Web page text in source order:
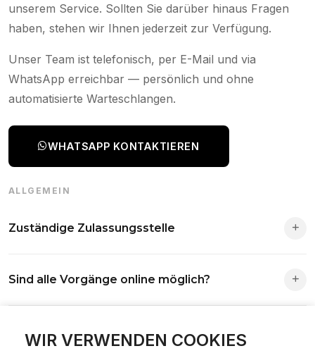
WIR VERWENDEN COOKIES
unserem Service. Sollten Sie darüber hinaus Fragen
haben, stehen wir Ihnen jederzeit zur Verfügung.
Unser Team ist telefonisch, per E-Mail und via
WhatsApp erreichbar — persönlich und ohne
automatisierte Warteschlangen.
WHATSAPP KONTAKTIEREN
ALLGEMEIN
Zuständige Zulassungsstelle
Antrag wird automatisch an die richtige Stelle weitergeleitet.
Sind alle Vorgänge online möglich?
Abmeldungen für Fahrzeuge mit Erstzulassung vor dem
Was ist Online Kfz-Zulassung?